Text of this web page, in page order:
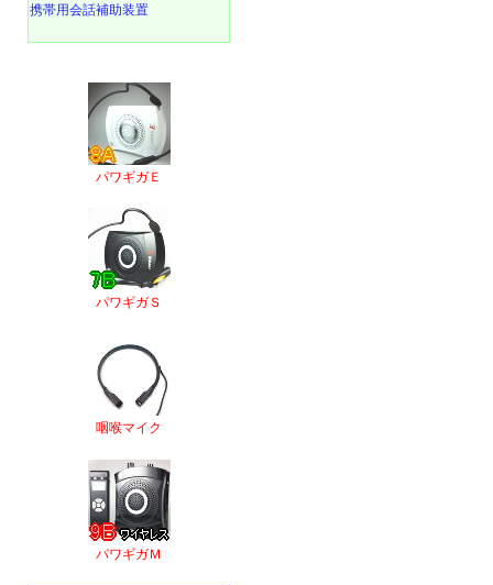
携帯用会話補助装置
パワギガＥ
パワギガＳ
咽喉マイク
パワギガＭ